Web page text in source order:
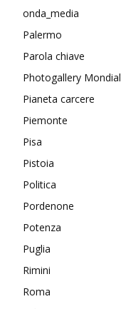
onda_media
Palermo
Parola chiave
Photogallery
Pianeta carcere
Piemonte
Pisa
Pistoia
Politica
Pordenone
Potenza
Puglia
Rimini
Roma